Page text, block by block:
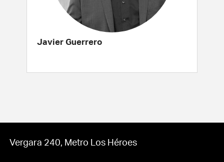
Javier Guerrero
Vergara 240, Metro Los Héroes